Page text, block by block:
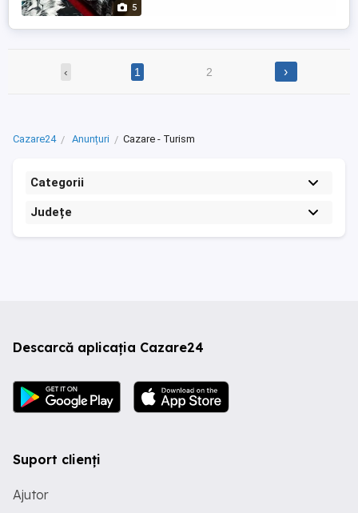
5
‹ 1 2 ›
Cazare24 Anunțuri Cazare - Turism
Categorii
Județe
Descarcă aplicația Cazare24
Suport clienți
Ajutor